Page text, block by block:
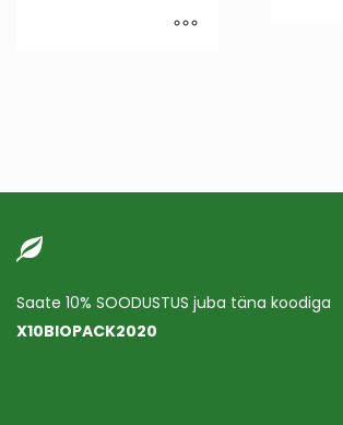
Saate 10% SOODUSTUS juba täna koodiga
X10BIOPACK2020